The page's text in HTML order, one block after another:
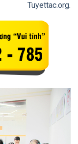
Tuyettac.org.